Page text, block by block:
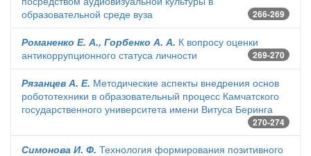
образовательной среде вуза
266-269
Романенко Е. А., Горбенко А. А. К вопросу оценки
антикоррупционного статуса личности
269-270
Рязанцев А. Е. Методические аспекты внедрения основ
робототехники в образовательный процесс Камчатского
государственного университета имени Витуса Беринга
270-274
Симонова И. Ф. Технология формирования позитивного